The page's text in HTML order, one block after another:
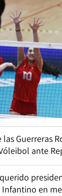
Guerreras
ante
Infantino en